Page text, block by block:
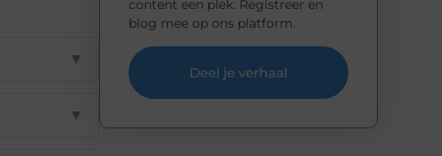
▼
▼
content een plek. Registreer en
blog mee op ons platform.
Deel je verhaal